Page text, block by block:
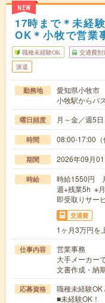
NEW
17時まで＊未経
OK＊小牧で営業
職種未経験OK 交通費別
派遣
勤務地
愛知県小牧市
小牧駅からバ
曜日頻度 月～金／週5日
時間 08:00-17:00（
期間 2026年09月
時給
時給1550円
週+残業5h ※
即受取りサー
交通費
1ヶ月3万円を
仕事内容
営業事務
大手メーカー
文書作成・納
応募資格
職種未経験OK
■未経験OK！